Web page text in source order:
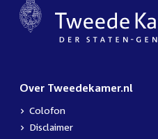
Over Tweedekamer.nl
Colofon
Disclaimer